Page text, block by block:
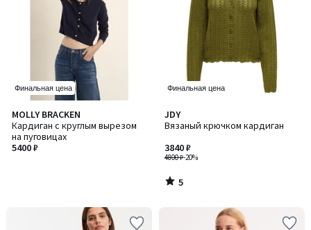
Финальная цена
MOLLY BRACKEN
Кардиган с круглым вырезом
на пуговицах
5400 ₽
Финальная цена
JDY
Вязаный крючком кардиган
4800 ₽-20%
3840 ₽
5
/
5
/